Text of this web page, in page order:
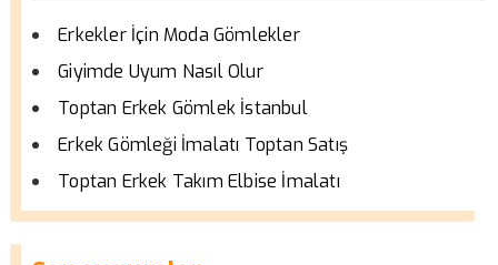
Erkekler İçin Moda Gömlekler
Giyimde Uyum Nasıl Olur
Toptan Erkek Gömlek İstanbul
Erkek Gömleği İmalatı Toptan Satış
Toptan Erkek Takım Elbise İmalatı